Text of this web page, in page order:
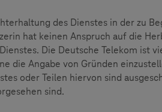
des Dienstes in der zu
hat keinen Anspruch auf die
Die Deutsche Telekom ist
die Angabe von Gründen
oder Teilen hiervon sind
sind.